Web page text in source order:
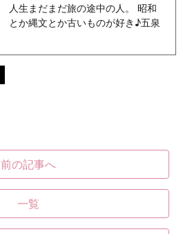
人生まだまだ旅の途中の人。 昭和
とか縄文とか古いものが好き♪五泉
前の記事へ
一覧